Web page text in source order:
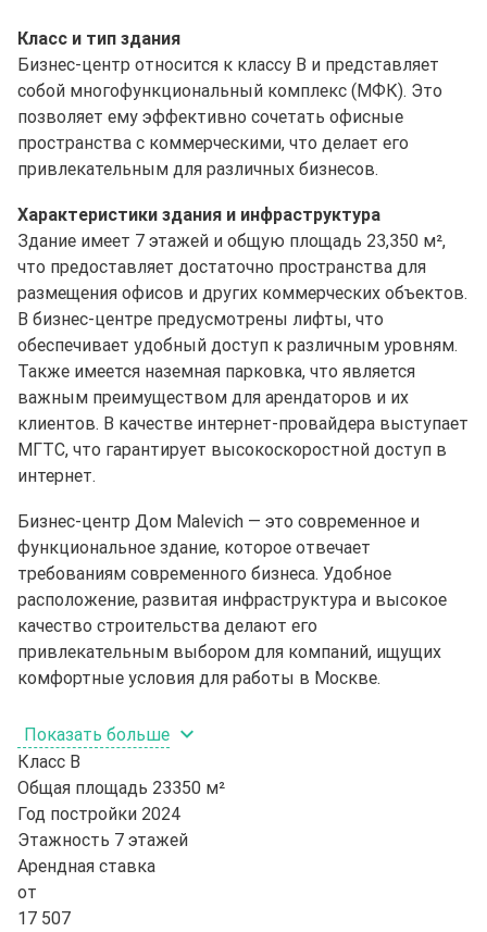
Класс и тип здания
Бизнес-центр относится к классу B и представляет
собой многофункциональный комплекс (МФК). Это
позволяет ему эффективно сочетать офисные
пространства с коммерческими, что делает его
привлекательным для различных бизнесов.
Характеристики здания и инфраструктура
Здание имеет 7 этажей и общую площадь 23,350 м²,
что предоставляет достаточно пространства для
размещения офисов и других коммерческих объектов.
В бизнес-центре предусмотрены лифты, что
обеспечивает удобный доступ к различным уровням.
Также имеется наземная парковка, что является
важным преимуществом для арендаторов и их
клиентов. В качестве интернет-провайдера выступает
МГТС, что гарантирует высокоскоростной доступ в
интернет.
Бизнес-центр Дом Malevich — это современное и
функциональное здание, которое отвечает
требованиям современного бизнеса. Удобное
расположение, развитая инфраструктура и высокое
качество строительства делают его
привлекательным выбором для компаний, ищущих
комфортные условия для работы в Москве.
Показать больше
Класс B
Общая площадь 23350 м²
Год постройки 2024
Этажность 7 этажей
Арендная ставка
от
17 507